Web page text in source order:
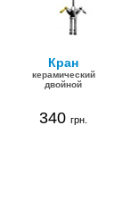
Кран
керамический
двойной
340 грн.